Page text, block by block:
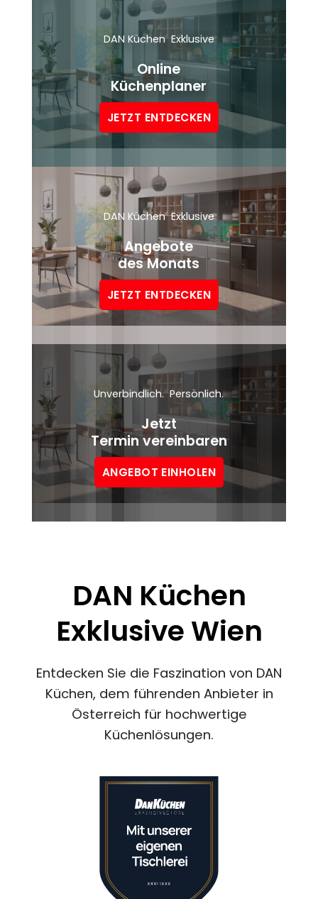
DAN Küchen Exklusive
Online
Küchenplaner
JETZT ENTDECKEN
DAN Küchen Exklusive
Angebote
des Monats
JETZT ENTDECKEN
Unverbindlich. Persönlich.
Jetzt
Termin vereinbaren
ANGEBOT EINHOLEN
DAN Küchen
Exklusive Wien
Entdecken Sie die Faszination von DAN
Küchen, dem führenden Anbieter in
Österreich für hochwertige
Küchenlösungen.